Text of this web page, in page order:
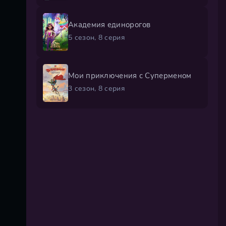
Академия единорогов
5 сезон, 8 серия
Мои приключения с Суперменом
3 сезон, 8 серия